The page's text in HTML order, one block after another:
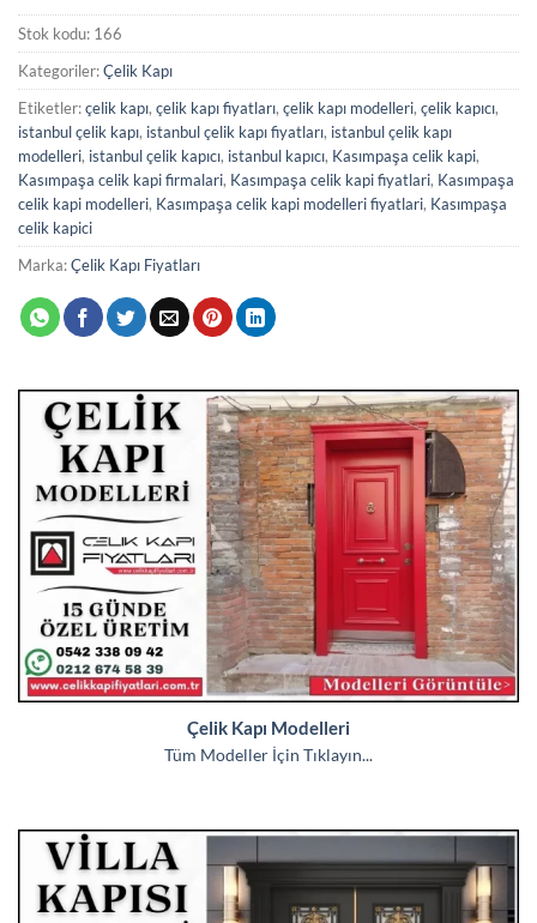
Stok kodu: 166
Kategoriler:Çelik Kapı
Etiketler:çelik kapı, çelik kapı fiyatları, çelik kapı modelleri, çelik kapıcı,
istanbul çelik kapı, istanbul çelik kapı fiyatları, istanbul çelik kapı
modelleri, istanbul çelik kapıcı, istanbul kapıcı, Kasımpaşa celik kapi,
Kasımpaşa celik kapi firmalari, Kasımpaşa celik kapi fiyatlari, Kasımpaşa
celik kapi modelleri, Kasımpaşa celik kapi modelleri fiyatlari, Kasımpaşa
celik kapici
Marka:Çelik Kapı Fiyatları
Çelik Kapı Modelleri
Tüm Modeller İçin Tıklayın...